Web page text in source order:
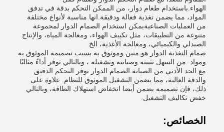
الهواء.باستخدام طعام دوار، من الممكن التحكم بدقة في تدفق
المواد، مما يضمن تغذية فعالة ودقيقة.انها مناسبة لأنواع مختلفة
من العمليات الصناعيةيمكن استخدام الصمام الدوار لمجموعة
متنوعة من التطبيقات، مثل تكييف الهواء، ومعالجة المياه، والإنتاج
الصيدلي والكيميائي، ومعالجة الأغذية، الخ
صمام التغذية الدوار هو متين وموثوق به بسبب تصميمه الموثوق به
ومواد. من السهل تثبيته وصيانته وتشغيله ، وبالتالي توفر أداءً مثاليًا
مع الحد الأدنى من الصيانة.الصمام الدوار يوفر التحكم الدقيق
والدقة العالية، مما يضمن التشغيل الموثوق للنظام. علاوة على
ذلك، فإن تصميمه يضمن أيضا انخفاض استهلاك الطاقة، وبالتالي
خفض تكاليف التشغيل.
الخصائص: